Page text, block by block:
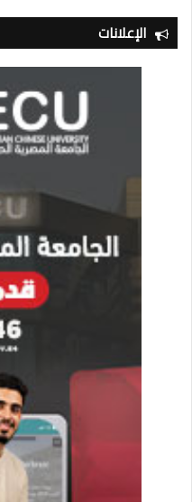
الإعلانات